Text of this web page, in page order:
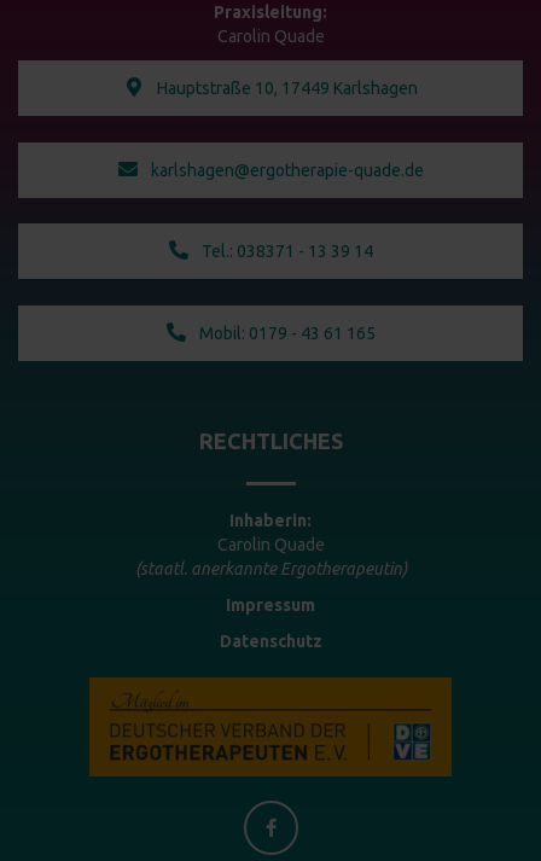
Praxisleitung:
Carolin Quade
Hauptstraße 10, 17449 Karlshagen
karlshagen@ergotherapie-quade.de
Tel.: 038371 - 13 39 14
Mobil: 0179 - 43 61 165
RECHTLICHES
Inhaberin:
Carolin Quade
(staatl. anerkannte Ergotherapeutin)
Impressum
Datenschutz